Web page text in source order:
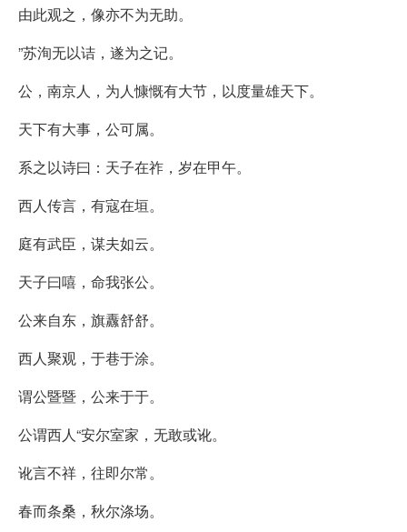
由此观之，像亦不为无助。
”苏洵无以诘，遂为之记。
公，南京人，为人慷慨有大节，以度量雄天下。
天下有大事，公可属。
系之以诗曰：天子在祚，岁在甲午。
西人传言，有寇在垣。
庭有武臣，谋夫如云。
天子曰嘻，命我张公。
公来自东，旗纛舒舒。
西人聚观，于巷于涂。
谓公暨暨，公来于于。
公谓西人“安尔室家，无敢或讹。
讹言不祥，往即尔常。
春而条桑，秋尔涤场。